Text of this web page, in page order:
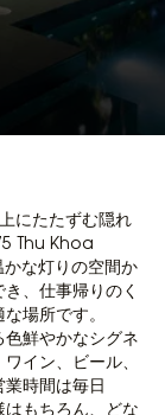
にたたずむ隠れ
Thu Khoa
な灯りの空間か
、仕事帰りのく
場所です。
鮮やかなシグネ
イン、ビール、
時間は毎日
もちろん、どな